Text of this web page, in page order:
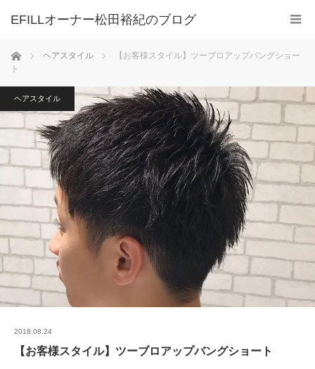
ホーム ヘアスタイル
【お客様スタイル】ツーブロアップバングショー
ト
ヘアスタイル
2018.08.24
【お客様スタイル】ツーブロアップバングショート